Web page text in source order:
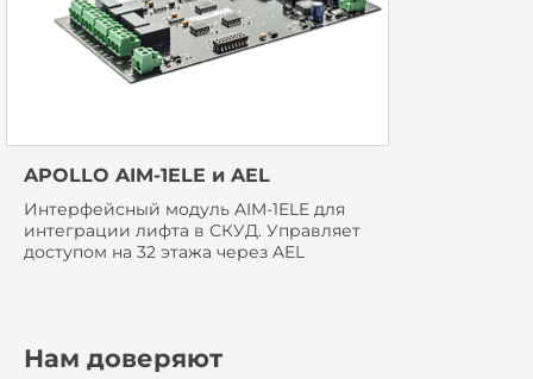
APOLLO AIM-1ELE и AEL
Интерфейсный модуль AIM-1ELE для
интеграции лифта в СКУД. Управляет
доступом на 32 этажа через AEL
Нам доверяют